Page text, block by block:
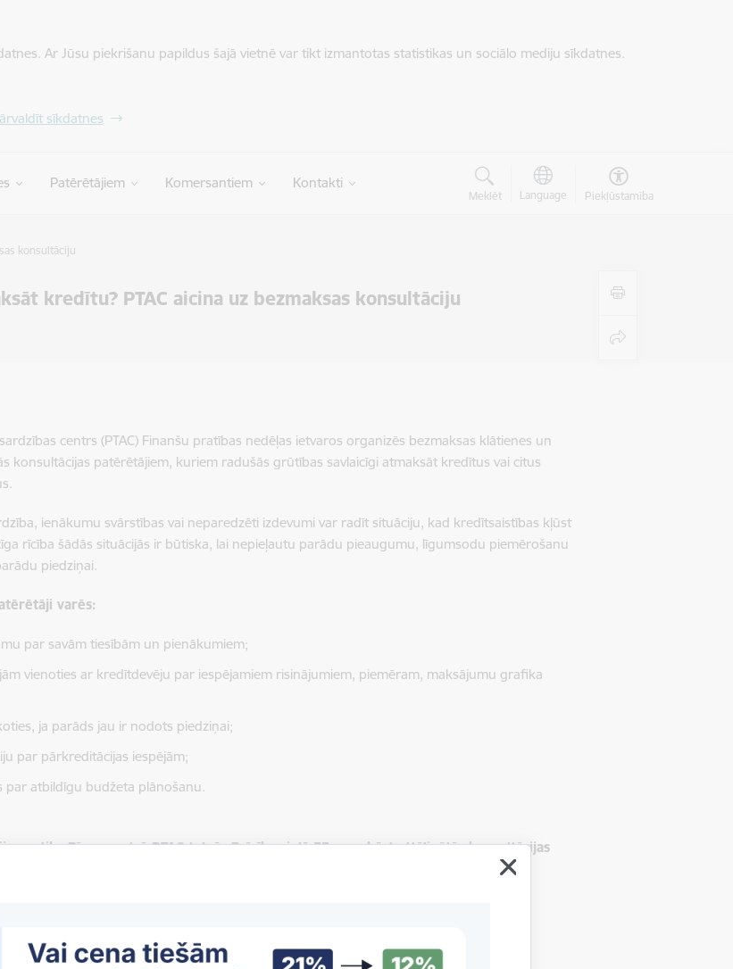
Ar Jūsu piekrišanu papildus šajā vietnē var tikt izmantotas statistikas un sociālo mediju sīkdatnes.
sīkdatnes
Patērētājiem Komersantiem Kontakti
Meklēt Language Piekļūstamība
konsultāciju
kredītu? PTAC aicina uz bezmaksas konsultāciju
centrs (PTAC) Finanšu pratības nedēļas ietvaros organizēs bezmaksas klātienes un
konsultācijas patērētājiem, kuriem radušās grūtības savlaicīgi atmaksāt kredītus vai citus
ienākumu svārstības vai neparedzēti izdevumi var radīt situāciju, kad kredītsaistības kļūst
rīcība šādās situācijās ir būtiska, lai nepieļautu parādu pieaugumu, līgumsodu piemērošanu
piedziņai.
varēs:
par savām tiesībām un pienākumiem;
vienoties ar kredītdevēju par iespējamiem risinājumiem, piemēram, maksājumu grafika
ja parāds jau ir nodots piedziņai;
par pārkreditācijas iespējām;
par atbildīgu budžeta plānošanu.
notiks Rīgas centrā PTAC telpās Brīvības ielā 55, savukārt attālinātās konsultācijas
9.00 līdz 14.30.